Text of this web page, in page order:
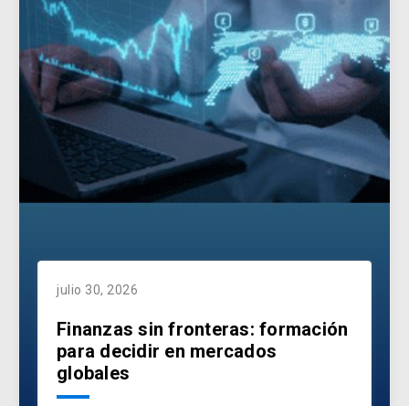
julio 30, 2026
Finanzas sin fronteras: formación
para decidir en mercados
globales